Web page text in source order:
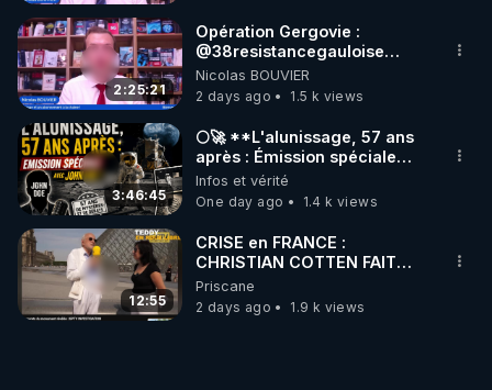
2:25:21
Opération Gergovie :
‪@38resistancegauloise‬
‪@MarionSigautOfficiel‬
‪@gladysriifard5710‬ Laëtitia
Nicolas BOUVIER
2 days ago
1.5 k views
3:46:45
🌕🚀 **L'alunissage, 57 ans
après : Émission spéciale
avec John Doe !** 👨 🚀✨
Infos et vérité
One day ago
1.4 k views
12:55
CRISE en FRANCE :
CHRISTIAN COTTEN FAIT
une étrange découverte
Priscane
2 days ago
1.9 k views